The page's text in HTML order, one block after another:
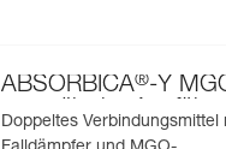
ABSORBICA®-Y
europäische
Doppeltes Verbindungsmittel